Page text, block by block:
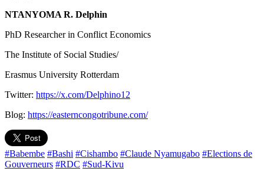
NTANYOMA R. Delphin
PhD Researcher in Conflict Economics
The Institute of Social Studies/
Erasmus University Rotterdam
Twitter: https://x.com/Delphino12
Blog: https://easterncongotribune.com/
#Babembe #Bashi #Cishambo #Claude Nyamugabo #Elections de
Gouverneurs #RDC #Sud-Kivu